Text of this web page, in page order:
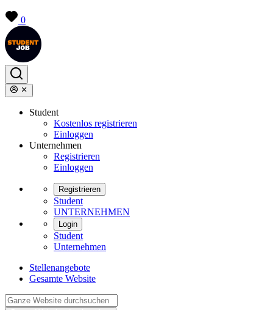
0
Student
Kostenlos registrieren
Einloggen
Unternehmen
Registrieren
Einloggen
Registrieren
Student
UNTERNEHMEN
Login
Student
Unternehmen
Stellenangebote
Gesamte Website